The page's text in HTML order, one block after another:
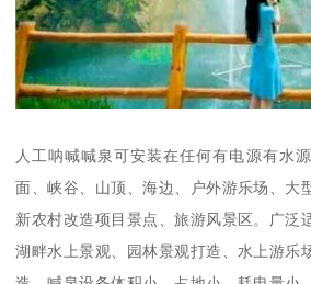
人工呐喊喊泉可安装在任何有电源有水
面、峡谷、山顶、海边、户外游乐场、大
新农村改造项目景点、旅游风景区。广泛
湖畔水上景观、园林景观打造、水上游乐